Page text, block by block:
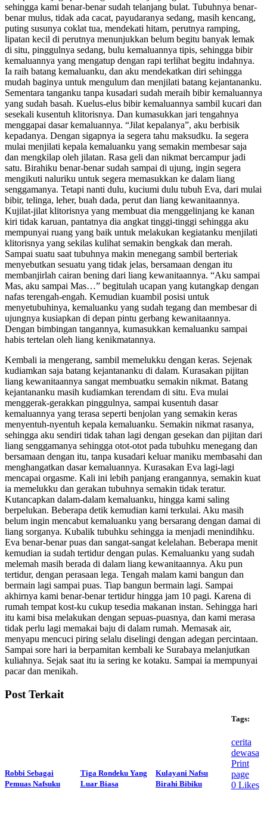
sehingga kami benar-benar sudah telanjang bulat. Tubuhnya benar-
benar mulus, tidak ada cacat, payudaranya sedang, masih kencang,
puting susunya coklat tua, mendekati hitam, perutnya ramping,
lipatan kecil di perutnya menunjukkan belum begitu banyak lemak
di situ, pinggulnya sedang, bulu kemaluannya tipis, sehingga bibir
kemaluannya yang mengatup dengan rapi terlihat begitu indahnya.
Ia raih batang kemaluanku, dan aku mendekatkan diri sehingga
mudah baginya untuk mengulum dan menjilati batang kejantananku.
Sementara tanganku tanpa kusadari sudah meraih bibir kemaluannya
yang sudah basah. Kuelus-elus bibir kemaluannya sambil kucari dan
sesekali kusentuh klitorisnya. Dan kumasukkan jari tengahnya
menggapai dasar kemaluannya. “Jilat kepalanya”, aku berbisik
kepadanya. Dengan sigapnya ia segera tahu maksudku. Ia segera
mulai menjilati kepala kemaluanku yang semakin membesar saja
dan mengkilap oleh jilatan. Rasa geli dan nikmat bercampur jadi
satu. Birahiku benar-benar sudah sampai di ujung, ingin segera
mengikuti naluriku untuk segera memasukkan ke dalam liang
senggamanya. Tetapi nanti dulu, kuciumi dulu tubuh Eva, dari mulai
bibir, telinga, leher, buah dada, perut dan liang kewanitaannya.
Kujilat-jilat klitorisnya yang membuat dia menggelinjang ke kanan
kiri tidak karuan, pantatnya dia angkat tinggi-tinggi sehingga aku
mempunyai ruang yang baik untuk melakukan kegiatanku menjilati
klitorisnya yang sekilas kulihat semakin bengkak dan merah.
Sampai suatu saat tubuhnya makin menegang sambil berteriak
menyebutkan sesuatu yang tidak jelas, bersamaan dengan itu
membanjirlah cairan bening dari liang kewanitaannya. “Aku sampai
Mas, aku sampai Mas…” begitulah ucapan yang kutangkap dengan
nafas terengah-engah. Kemudian kuambil posisi untuk
menyetubuhinya, kemaluanku yang sudah tegang dan membesar di
ujungnya kusiapkan di depan pintu gerbang kewanitaannya.
Dengan bimbingan tangannya, kumasukkan kemaluanku sampai
habis tertelan oleh liang kenikmatannya.
Kembali ia mengerang, sambil memelukku dengan keras. Sejenak
kudiamkan saja batang kejantananku di dalam. Kurasakan pijitan
liang kewanitaannya sangat membuatku semakin nikmat. Batang
kejantananku masih kudiamkan terendam di situ. Eva mulai
menggerak-gerakkan pinggulnya, sampai kusentuh dasar
kemaluannya yang terasa seperti benjolan yang semakin keras
menyentuh-nyentuh kepala kemaluanku. Semakin nikmat rasanya,
sehingga aku sendiri tidak tahan lagi dengan gesekan dan pijitan dari
liang senggamanya sehingga otot-otot pada tubuhku menegang dan
bersamaan dengan itu, tanpa kusadari keluar maniku membasahi dan
menghangatkan dasar kemaluannya. Kurasakan Eva lagi-lagi
mencapai orgasme. Kali ini lebih panjang erangannya, semakin kuat
ia memelukku dan gerakan tubuhnya semakin tidak teratur.
Kutancapkan dalam-dalam kemaluanku, hingga kami saling
berpelukan. Beberapa detik kemudian kami terkulai. Aku masih
belum ingin mencabut kemaluanku yang bersarang dengan damai di
liang sorganya. Kubalik tubuhku sehingga ia menjadi menindihku.
Eva benar-benar puas dan sangat-sangat kelelahan. Beberapa menit
kemudian ia sudah tertidur dengan pulas. Kemaluanku yang sudah
melemah masih berada di dalam liang kewanitaannya. Aku pun
tertidur, dengan perasaan lega. Tengah malam kami bangun dan
bermain lagi sampai puas. Tiap bangun bermain lagi. Sampai
akhirnya kami benar-benar tertidur hingga jam 10 pagi. Karena di
rumah tempat kost-ku cukup tesedia makanan instan. Sehingga hari
itu kami bisa melakukan dengan sepuas-puasnya, dan kami merasa
tidak perlu lagi memakai baju di dalam rumah. Memasak air,
menyapu mencuci piring selalu diselingi dengan adegan percintaan.
Sampai sore hari ia berpamitan kembali ke Surabaya melanjutkan
kuliahnya. Sejak saat itu ia sering ke kotaku. Sampai ia mempunyai
pacar dan menikah.
Post Terkait
Robbi Sebagai
Pemuas Nafsuku
Tiga Rondeku Yang
Luar Biasa
Kulayani Nafsu
Birahi Bibiku
Tags:
cerita
dewasa
Print
page
0Likes